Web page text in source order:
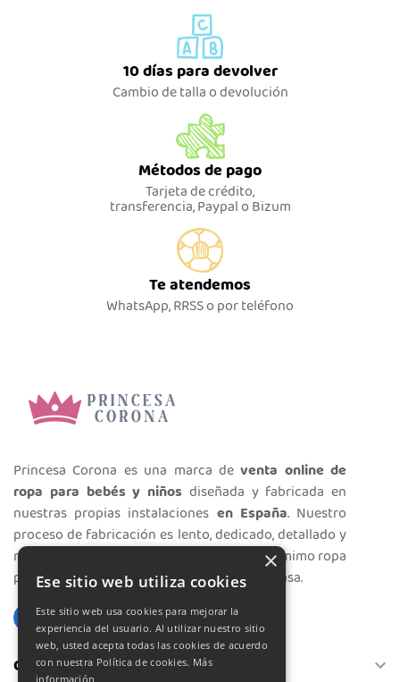
10 días para devolver
Cambio de talla o devolución
Métodos de pago
Tarjeta de crédito,
transferencia, Paypal o Bizum
Te atendemos
WhatsApp, RRSS o por teléfono
Princesa Corona es una marca deventa online de
ropa para bebés y niños diseñada y fabricada en
nuestras propias instalaciones en España. Nuestro
proceso de fabricación es lento, dedicado, detallado y
minucioso. Realizamos con mucho cariño y mimo ropa
preciosa para vestir a los más peques de la casa.
Cuenta 
×
Ese sitio web utiliza cookies
Este sitio web usa cookies para mejorar la
experiencia del usuario. Al utilizar nuestro sitio
web, usted acepta todas las cookies de acuerdo
con nuestra Política de cookies. Más
información